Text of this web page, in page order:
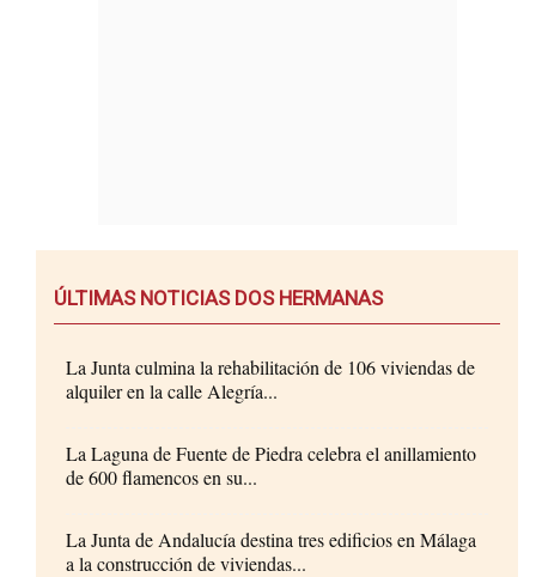
ÚLTIMAS NOTICIAS DOS HERMANAS
La Junta culmina la rehabilitación de 106 viviendas de
alquiler en la calle Alegría...
La Laguna de Fuente de Piedra celebra el anillamiento
de 600 flamencos en su...
La Junta de Andalucía destina tres edificios en Málaga
a la construcción de viviendas...